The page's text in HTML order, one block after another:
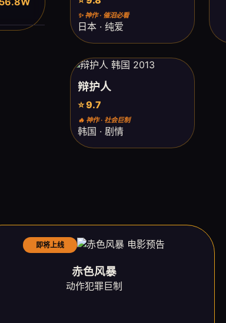
✨ 神作 · 催泪必看
日本 · 纯爱
辩护人
⭐ 9.7
🔥 神作 · 社会巨制
韩国 · 剧情
即将上线
赤色风暴
动作犯罪巨制